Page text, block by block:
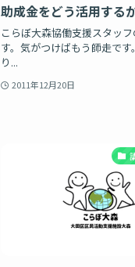
助成金をどう活用する
こらぼ大森協働支援スタッ
す。気がつけばもう師走です
り...
2011年12月20日